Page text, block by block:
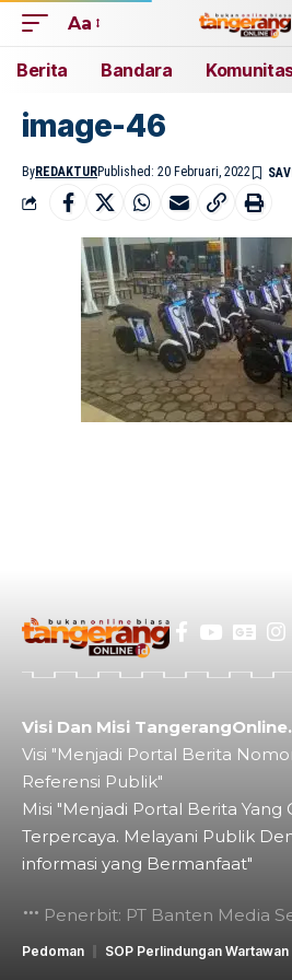
Aa
Berita Bandara
image-46
ByREDAKTURPublished: 20 Februari, 2022
Visi Dan Misi
Visi "Menjadi Portal Berita
Referensi Publik"
Misi "Menjadi Portal Berita Yang
Terpercaya. Melayani Publik
informasi yang Bermanfaat"
Penerbit: PT Banten Media
Pedoman SOP Perlindungan Wartawan